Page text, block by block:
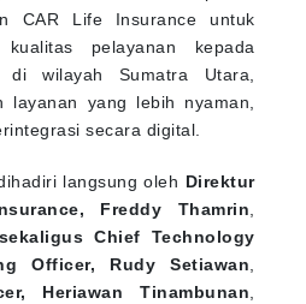
CAR Life Insurance untuk
pelayanan kepada
di wilayah Sumatra Utara,
layanan yang lebih nyaman,
secara digital.
langsung oleh Direktur
Freddy Thamrin
Chief Technology
Officer, Rudy Setiawan
Heriawan Tinambunan